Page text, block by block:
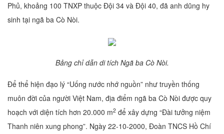
Phủ, khoảng 100 TNXP thuộc Đội 34 và Đội 40, đã anh dũng hy
sinh tại ngã ba Cò Nòi.
Bảng chỉ dẫn di tích Ngã ba Cò Nòi.
Để thể hiện đạo lý “Uống nước nhớ nguồn” như truyền thống
muôn đời của người Việt Nam, địa điểm ngã ba Cò Nòi được quy
hoạch với diện tích hơn 20.000 m2 để xây dựng “Đài tưởng niệm
Thanh niên xung phong”. Ngày 22-10-2000, Đoàn TNCS Hồ Chí